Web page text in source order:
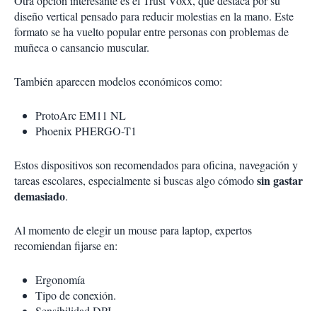
diseño vertical pensado para reducir molestias en la mano. Este
formato se ha vuelto popular entre personas con problemas de
muñeca o cansancio muscular.
También aparecen modelos económicos como:
ProtoArc EM11 NL
Phoenix PHERGO-T1
Estos dispositivos son recomendados para oficina, navegación y
tareas escolares, especialmente si buscas algo cómodosin gastar
demasiado.
Al momento de elegir un mouse para laptop, expertos
recomiendan fijarse en:
Ergonomía
Tipo de conexión.